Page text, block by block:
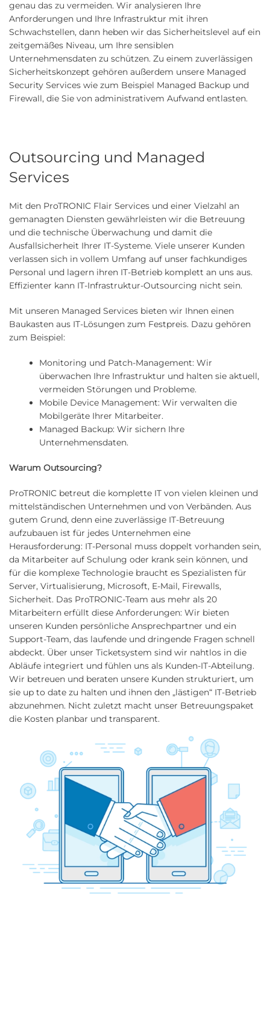
genau das zu vermeiden. Wir analysieren Ihre
Anforderungen und Ihre Infrastruktur mit ihren
Schwachstellen, dann heben wir das Sicherheitslevel auf ein
zeitgemäßes Niveau, um Ihre sensiblen
Unternehmensdaten zu schützen. Zu einem zuverlässigen
Sicherheitskonzept gehören außerdem unsere Managed
Security Services wie zum Beispiel Managed Backup und
Firewall, die Sie von administrativem Aufwand entlasten.
Outsourcing und Managed
Services
Mit den ProTRONIC Flair Services und einer Vielzahl an
gemanagten Diensten gewährleisten wir die Betreuung
und die technische Überwachung und damit die
Ausfallsicherheit Ihrer IT-Systeme. Viele unserer Kunden
verlassen sich in vollem Umfang auf unser fachkundiges
Personal und lagern ihren IT-Betrieb komplett an uns aus.
Effizienter kann IT-Infrastruktur-Outsourcing nicht sein.
Mit unseren Managed Services bieten wir Ihnen einen
Baukasten aus IT-Lösungen zum Festpreis. Dazu gehören
zum Beispiel:
Monitoring und Patch-Management: Wir
überwachen Ihre Infrastruktur und halten sie aktuell,
vermeiden Störungen und Probleme.
Mobile Device Management: Wir verwalten die
Mobilgeräte Ihrer Mitarbeiter.
Managed Backup: Wir sichern Ihre
Unternehmensdaten.
Warum Outsourcing?
ProTRONIC betreut die komplette IT von vielen kleinen und
mittelständischen Unternehmen und von Verbänden. Aus
gutem Grund, denn eine zuverlässige IT-Betreuung
aufzubauen ist für jedes Unternehmen eine
Herausforderung: IT-Personal muss doppelt vorhanden sein,
da Mitarbeiter auf Schulung oder krank sein können, und
für die komplexe Technologie braucht es Spezialisten für
Server, Virtualisierung, Microsoft, E-Mail, Firewalls,
Sicherheit. Das ProTRONIC-Team aus mehr als 20
Mitarbeitern erfüllt diese Anforderungen: Wir bieten
unseren Kunden persönliche Ansprechpartner und ein
Support-Team, das laufende und dringende Fragen schnell
abdeckt. Über unser Ticketsystem sind wir nahtlos in die
Abläufe integriert und fühlen uns als Kunden-IT-Abteilung.
Wir betreuen und beraten unsere Kunden strukturiert, um
sie up to date zu halten und ihnen den „lästigen“ IT-Betrieb
abzunehmen. Nicht zuletzt macht unser Betreuungspaket
die Kosten planbar und transparent.